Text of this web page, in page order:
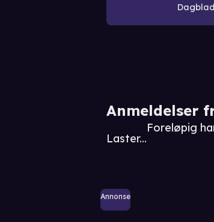
Anmeldelser
Laster...
Foreløpig
Annonse